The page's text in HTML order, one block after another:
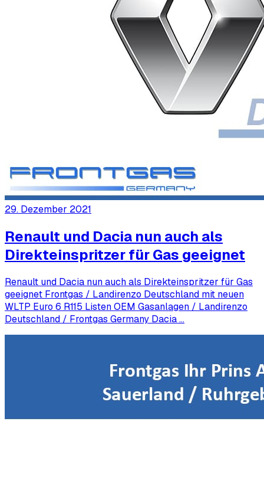
29. Dezember 2021
Renault und Dacia nun auch als
Direkteinspritzer für Gas geeignet
Renault und Dacia nun auch als Direkteinspritzer für Gas
geeignet Frontgas / Landirenzo Deutschland mit neuen
WLTP Euro 6 R115 Listen OEM Gasanlagen / Landirenzo
Deutschland / Frontgas Germany Dacia …